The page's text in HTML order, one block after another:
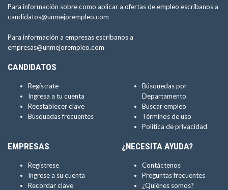
Para información sobre como aplicar a ofertas de empleo escríbanos a
candidatos@unmejorempleo.com
Para información a empresas escríbanos a
empresas@unmejorempleo.com
CANDIDATOS
Regístrate
Ingresa a tu cuenta
Reestablecer clave
Búsquedas frecuentes
Búsquedas por
Departamento
Buscar empleo
Términos de uso
Política de privacidad
EMPRESAS
Regístrese
Ingrese a su cuenta
Recordar clave
¿NECESITA AYUDA?
Contáctenos
Preguntas frecuentes
¿Quiénes somos?